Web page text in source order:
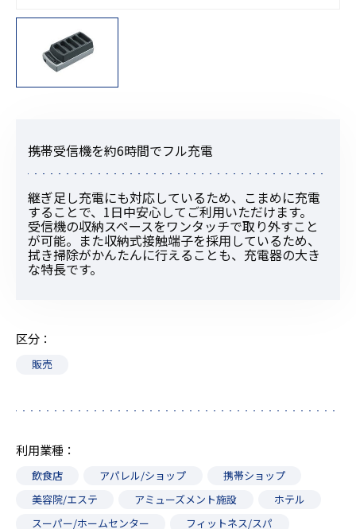
携帯受信機を約6時間でフル充電
継ぎ足し充電にも対応しているため、こまめに充電
することで、1日中安心してご利用いただけます。
受信機の収納スペースをワンタッチで取り外すこと
が可能。また収納式接触端子を採用しているため、
拭き掃除がかんたんに行えることも、充電器の大き
な特長です。
区分
販売
利用業種
飲食店 アパレル/ショップ
携帯ショップ
美容院/エステ
アミューズメント施設
ホテル
スーパー/ホームセンター
フィットネス/スパ